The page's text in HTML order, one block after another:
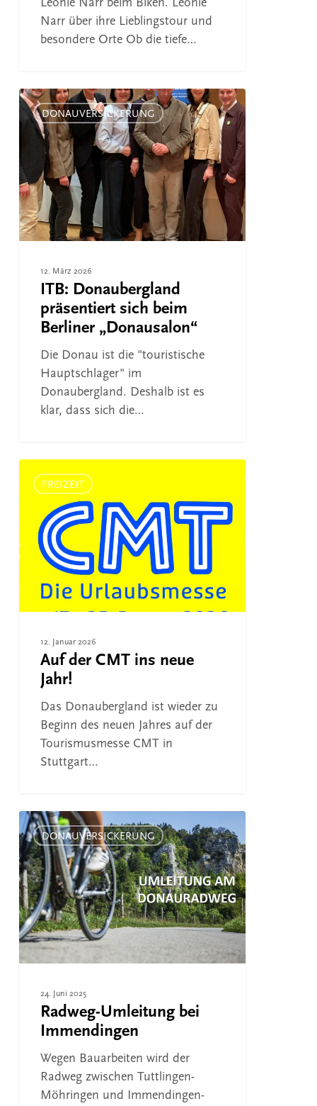
Leonie Narr beim Biken. Leonie
Narr über ihre Lieblingstour und
besondere Orte Ob die tiefe…
ITB:
Donaubergland
präsentiert
beim
Berliner
„Donausalon“
DONAUVERSICKERUNG
12. März 2026
ITB: Donaubergland
präsentiert sich beim
Berliner „Donausalon“
Die Donau ist die "touristische
Hauptschlager" im
Donaubergland. Deshalb ist es
klar, dass sich die…
der
CMT
ins
neue
Jahr!
FREIZEIT
12. Januar 2026
Auf der CMT ins neue
Jahr!
Das Donaubergland ist wieder zu
Beginn des neuen Jahres auf der
Tourismusmesse CMT in
Stuttgart…
Radweg-
Umleitung
bei
Immendingen
DONAUVERSICKERUNG
24. Juni 2025
Radweg-Umleitung bei
Immendingen
Wegen Bauarbeiten wird der
Radweg zwischen Tuttlingen-
Möhringen und Immendingen-